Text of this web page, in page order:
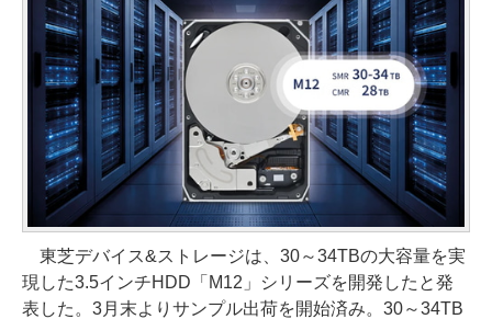
東芝デバイス&ストレージは、30～34TBの大容量を実
現した3.5インチHDD「M12」シリーズを開発したと発
表した。3月末よりサンプル出荷を開始済み。30～34TB